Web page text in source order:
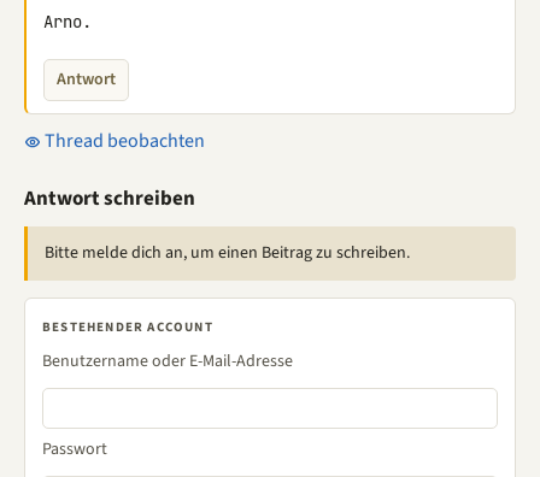
Arno.
Antwort
Thread beobachten
Antwort schreiben
Bitte melde dich an, um einen Beitrag zu schreiben.
BESTEHENDER ACCOUNT
Benutzername oder E-Mail-Adresse
Passwort